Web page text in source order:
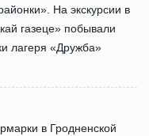
На экскурсии в
газеце» побывали
лагеря «Дружба»
в Гродненской